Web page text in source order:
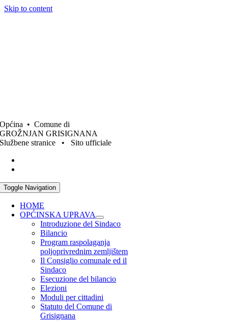
Skip to content
Općina • Comune di
GROŽNJAN GRISIGNANA
Službene stranice • Sito ufficiale
Toggle Navigation
HOME
OPĆINSKA UPRAVA
Introduzione del Sindaco
Bilancio
Program raspolaganja
poljoprivrednim zemljištem
Il Consiglio comunale ed il
Sindaco
Esecuzione del bilancio
Elezioni
Moduli per cittadini
Statuto del Comune di
Grisignana